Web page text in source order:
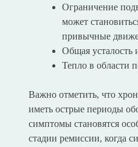
Ограничение
может
привычные
Общая усталость
Тепло в области
Важно отметить, что
иметь острые периоды
симптомы становятся
стадии ремиссии, когда